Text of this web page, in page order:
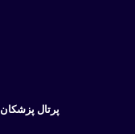
پرتال پزشکان